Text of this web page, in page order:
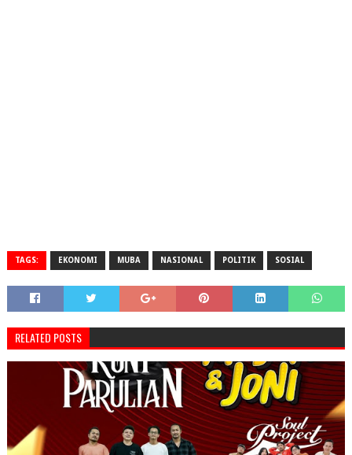
TAGS: EKONOMI MUBA NASIONAL POLITIK SOSIAL
RELATED POSTS